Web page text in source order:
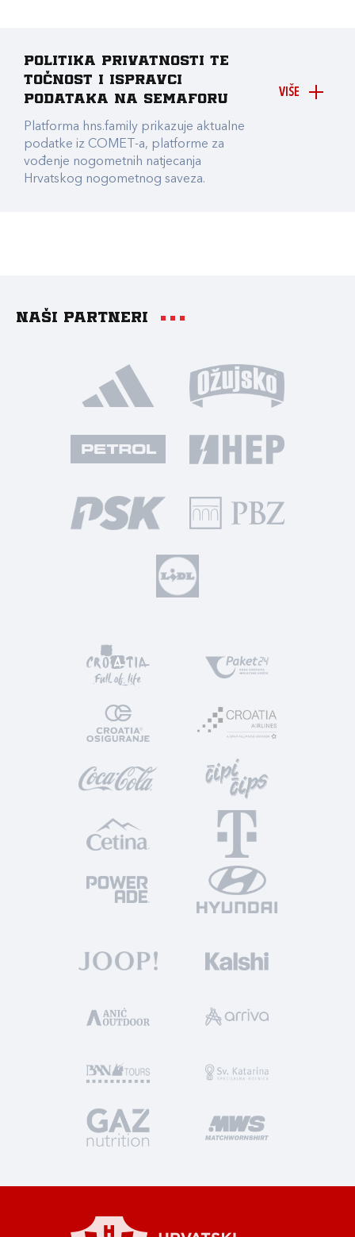
VIŠE
Politika privatnosti te
točnost i ispravci
podataka na Semaforu
Platforma hns.family prikazuje aktualne
podatke iz COMET-a, platforme za
vođenje nogometnih natjecanja
Hrvatskog nogometnog saveza.
Naši partneri